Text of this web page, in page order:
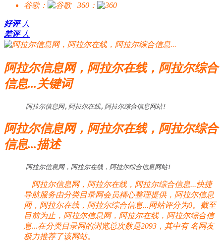
谷歌：
360：
好评 人
差评 人
阿拉尔信息网，阿拉尔在线，阿拉尔综合
信息...关键词
阿拉尔信息网,阿拉尔在线,阿拉尔综合信息网站!
阿拉尔信息网，阿拉尔在线，阿拉尔综合
信息...描述
阿拉尔信息网，阿拉尔在线，阿拉尔综合信息网站!
阿拉尔信息网，阿拉尔在线，阿拉尔综合信息...快捷
导航服务由分类目录网会员精心整理提供，阿拉尔信息
网，阿拉尔在线，阿拉尔综合信息...网站评分为0。截至
目前为止，阿拉尔信息网，阿拉尔在线，阿拉尔综合信
息...在分类目录网的浏览总次数是2093，其中有名网友
极力推荐了该网站。